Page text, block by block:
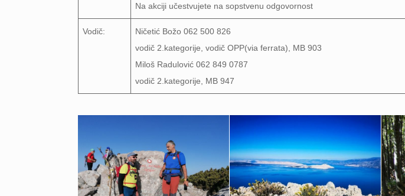
Na akciji učestvujete na sopstvenu odgovornost
Vodič:
Ničetić Božo 062 500 826
vodič 2.kategorije, vodič OPP(via ferrata), MB 903
Miloš Radulović 062 849 0787
vodič 2.kategorije, MB 947